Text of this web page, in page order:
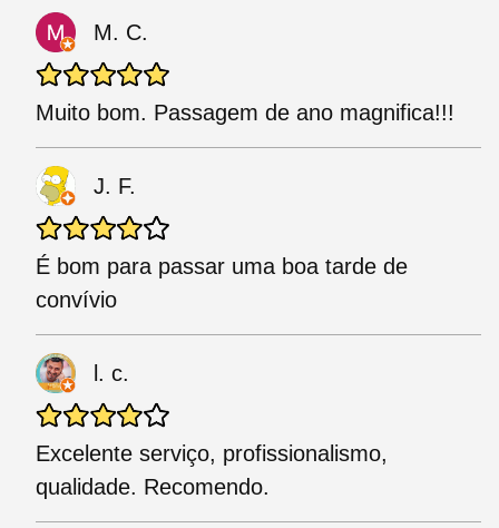
M. C.
Muito bom. Passagem de ano magnifica!!!
J. F.
É bom para passar uma boa tarde de
convívio
l. c.
Excelente serviço, profissionalismo,
qualidade. Recomendo.